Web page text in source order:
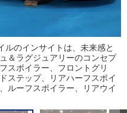
ルのインサイトは、未来感と
＆ラグジュアリーのコンセプ
スポイラー、フロントグリ
ステップ、リアハーフスポイ
ルーフスポイラー、リアウイ